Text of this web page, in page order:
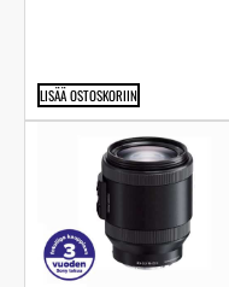
LISÄÄ OSTOSKORIIN